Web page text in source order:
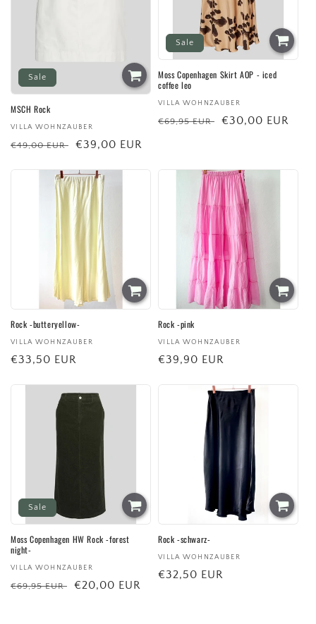
Sale
MSCH Rock
Anbieter:
VILLA WOHNZAUBER
Normaler
€49,00 EUR Verkaufspreis
€39,00 EUR
Sale
Moss Copenhagen Skirt AOP - iced
coffee leo
Anbieter:
VILLA WOHNZAUBER
Normaler
€69,95 EUR Verkaufspreis
€30,00 EUR
Rock -butteryellow-
Anbieter:
VILLA WOHNZAUBER
Normaler
€33,50 EUR
Rock -pink
Anbieter:
VILLA WOHNZAUBER
Normaler
€39,90 EUR
Sale
Moss Copenhagen HW Rock -forest
night-
Anbieter:
VILLA WOHNZAUBER
Normaler
€69,95 EUR Verkaufspreis
€20,00 EUR
Rock -schwarz-
Anbieter:
VILLA WOHNZAUBER
Normaler
€32,50 EUR